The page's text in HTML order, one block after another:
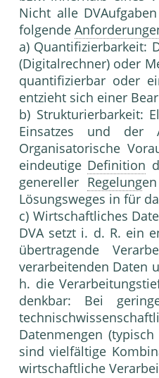
Nicht alle
folgende
a) Quantifizierbarkeit:
(Digitalrechner) oder
quantifizierbar oder
entzieht sich einer
b) Strukturierbarkeit:
Einsatzes und der
Organisatorische
eindeutige Definition
genereller Regelung
Lösungsweges in für
c) Wirtschaftliches
DVA setzt i. d. R. ein
übertragende
verarbeitenden Daten
h. die
denkbar: Bei
Datenmengen
sind vielfältige
wirtschaftliche